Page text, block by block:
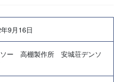
9月16日
ー 高棚製作所 安城荘デンソ